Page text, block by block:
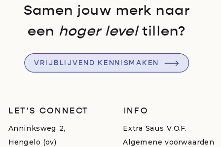
Anninksweg 2,
Hengelo (ov)
LET'S CONNECT INFO
Extra Saus V.O.F.
Algemene voorwaarden
Samen jouw merk naar
een hoger leveltillen?
VRIJBLIJVEND KENNISMAKEN